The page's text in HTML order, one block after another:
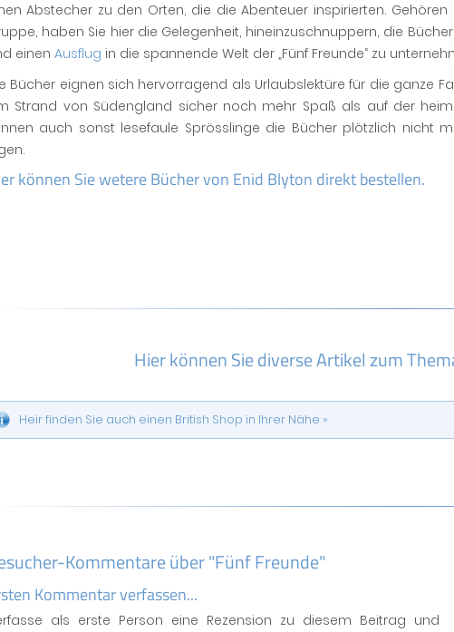
Abstecher zu den Orten, die die Abenteuer inspirierten. Gehören
haben Sie hier die Gelegenheit, hineinzuschnuppern, die
einen Ausflug in die spannende Welt der „Fünf Freunde“ zu
Bücher eignen sich hervorragend als Urlaubslektüre für die ganze
Strand von Südengland sicher noch mehr Spaß als auf der
auch sonst lesefaule Sprösslinge die Bücher plötzlich nicht
können Sie wetere Bücher von Enid Blyton direkt bestellen.
Hier können Sie diverse Artikel zum
Heir finden Sie auch einen British Shop in Ihrer Nähe »
Kommentare über "Fünf Freunde"
Kommentar verfassen...
als erste Person eine Rezension zu diesem Beitrag und